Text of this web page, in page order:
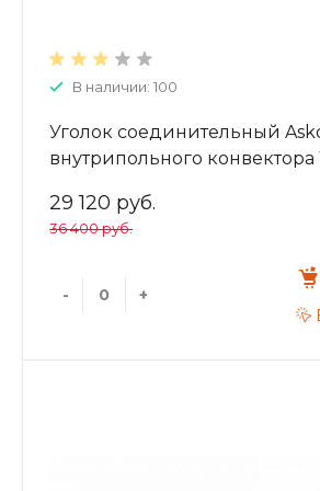
В наличии: 100
Уголок соединительный
внутрипольного
29 120 руб.
36 400 руб.
-
+